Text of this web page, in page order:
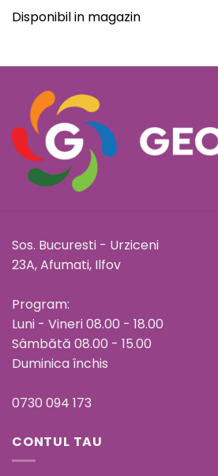
Disponibil in magazin
Sos. Bucuresti - Urziceni
23A, Afumati, Ilfov
Program:
Luni - Vineri 08.00 - 18.00
Sâmbătă 08.00 - 15.00
Duminica închis
0730 094 173
CONTUL TAU